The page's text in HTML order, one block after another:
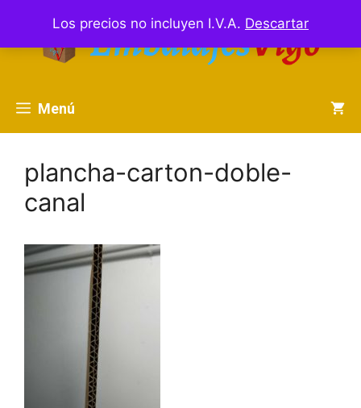
Los precios no incluyen I.V.A. Descartar
contenido
Menú
plancha-carton-doble-
canal